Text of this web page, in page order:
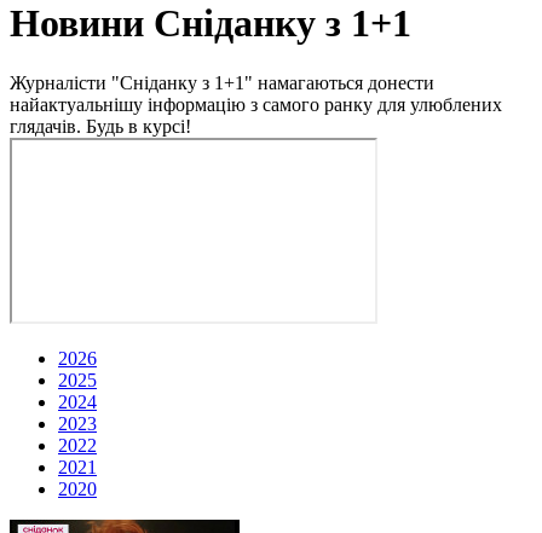
Новини Сніданку з 1+1
Журналісти "Сніданку з 1+1" намагаються донести
найактуальнішу інформацію з самого ранку для улюблених
глядачів. Будь в курсі!
2026
2025
2024
2023
2022
2021
2020